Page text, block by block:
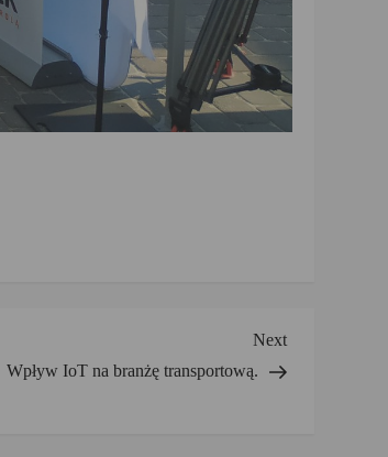
Next
Post
Next
Wpływ IoT na branżę transportową.